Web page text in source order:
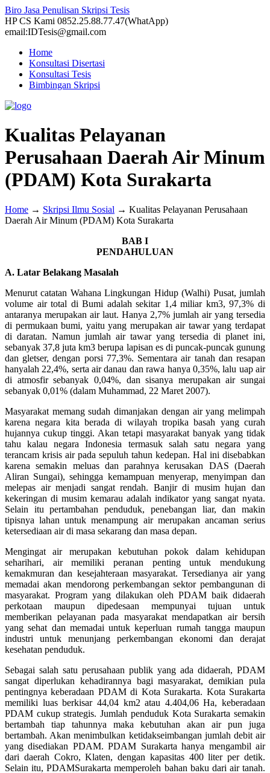
Biro Jasa Penulisan Skripsi Tesis
HP CS Kami 0852.25.88.77.47(WhatApp)
email:IDTesis@gmail.com
Home
Konsultasi Disertasi
Konsultasi Tesis
Bimbingan Skripsi
Kualitas Pelayanan
Perusahaan Daerah Air Minum
(PDAM) Kota Surakarta
Home → Skripsi Ilmu Sosial → Kualitas Pelayanan Perusahaan
Daerah Air Minum (PDAM) Kota Surakarta
BAB I
PENDAHULUAN
A. Latar Belakang Masalah
Menurut catatan Wahana Lingkungan Hidup (Walhi) Pusat, jumlah
volume air total di Bumi adalah sekitar 1,4 miliar km3, 97,3% di
antaranya merupakan air laut. Hanya 2,7% jumlah air yang tersedia
di permukaan bumi, yaitu yang merupakan air tawar yang terdapat
di daratan. Namun jumlah air tawar yang tersedia di planet ini,
sebanyak 37,8 juta km3 berupa lapisan es di puncak-puncak gunung
dan gletser, dengan porsi 77,3%. Sementara air tanah dan resapan
hanyalah 22,4%, serta air danau dan rawa hanya 0,35%, lalu uap air
di atmosfir sebanyak 0,04%, dan sisanya merupakan air sungai
sebanyak 0,01% (dalam Muhammad, 22 Maret 2007).
Masyarakat memang sudah dimanjakan dengan air yang melimpah
karena negara kita berada di wilayah tropika basah yang curah
hujannya cukup tinggi. Akan tetapi masyarakat banyak yang tidak
tahu kalau negara Indonesia termasuk salah satu negara yang
terancam krisis air pada sepuluh tahun kedepan. Hal ini disebabkan
karena semakin meluas dan parahnya kerusakan DAS (Daerah
Aliran Sungai), sehingga kemampuan menyerap, menyimpan dan
melepas air menjadi sangat rendah. Banjir di musim hujan dan
kekeringan di musim kemarau adalah indikator yang sangat nyata.
Selain itu pertambahan penduduk, penebangan liar, dan makin
tipisnya lahan untuk menampung air merupakan ancaman serius
ketersediaan air di masa sekarang dan masa depan.
Mengingat air merupakan kebutuhan pokok dalam kehidupan
seharihari, air memiliki peranan penting untuk mendukung
kemakmuran dan kesejahteraan masyarakat. Tersedianya air yang
memadai akan mendorong perkembangan sektor pembangunan di
masyarakat. Program yang dilakukan oleh PDAM baik didaerah
perkotaan maupun dipedesaan mempunyai tujuan untuk
memberikan pelayanan pada masyarakat mendapatkan air bersih
yang sehat dan memadai untuk keperluan rumah tangga maupun
industri untuk menunjang perkembangan ekonomi dan derajat
kesehatan penduduk.
Sebagai salah satu perusahaan publik yang ada didaerah, PDAM
sangat diperlukan kehadirannya bagi masyarakat, demikian pula
pentingnya keberadaan PDAM di Kota Surakarta. Kota Surakarta
memiliki luas berkisar 44,04 km2 atau 4.404,06 Ha, keberadaan
PDAM cukup strategis. Jumlah penduduk Kota Surakarta semakin
bertambah tiap tahunnya maka kebutuhan akan air pun juga
bertambah. Akan menimbulkan ketidakseimbangan jumlah debit air
yang disediakan PDAM. PDAM Surakarta hanya mengambil air
dari daerah Cokro, Klaten, dengan kapasitas 400 liter per detik.
Selain itu, PDAMSurakarta memperoleh bahan baku dari air tanah.